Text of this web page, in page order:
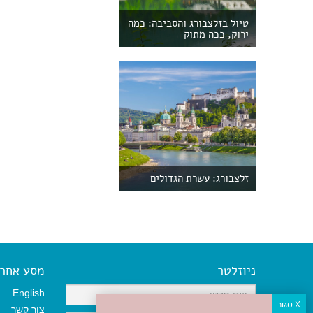
טיול בזלצבורג והסביבה: כמה
ירוק, ככה מתוק
זלצבורג: עשרת הגדולים
ניוזלטר מסע אחר
English
צור קשר